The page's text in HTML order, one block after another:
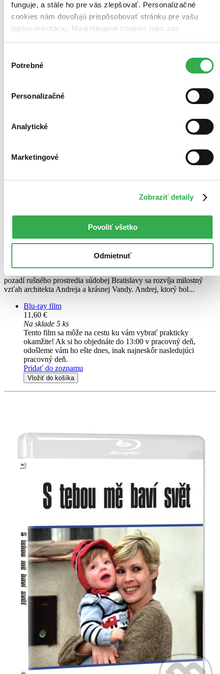
funguje, a stále ho pre vás zlepšovať. Personalizačné
cookies nám dovoľujú prispôsobovať stránku pre vašu
lepšiu orientáciu. Marketingové cookies nám zas
keby sme mohli používať všetky tieto cookies. Ďakujeme!
súhlasu
Potrebné
Personalizačné
Analytické
Marketingové
Zobraziť detaily
Povoliť všetko
Odmietnuť
Igor Čilík
ďalší
pozadí rušného prostredia súdobej Bratislavy sa rozvíja milostný
vzťah architekta Andreja a krásnej Vandy. Andrej, ktorý bol...
Blu-ray film
11,60 €
Na sklade 5 ks
Tento film sa môže na cestu ku vám vybrať prakticky
okamžite! Ak si ho objednáte do 13:00 v pracovný deň,
odošleme vám ho ešte dnes, inak najneskôr nasledujúci
pracovný deň.
Pridať do zoznamu
Vložiť do košíka